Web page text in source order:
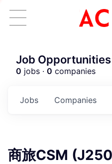
Job
0 jobs · 0 companies
Jobs Companies
商旅CSM